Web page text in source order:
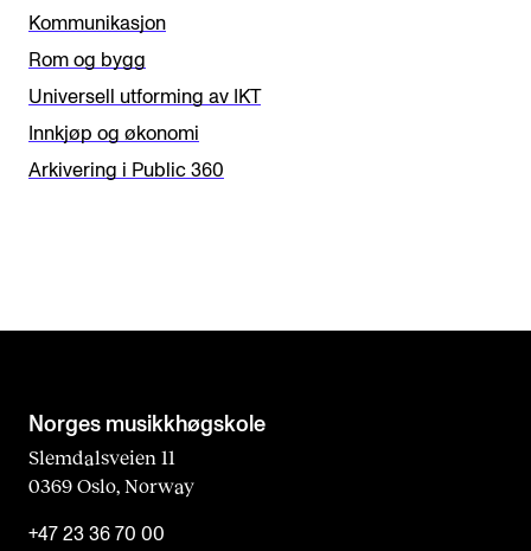
t
h
i
s
f
a
n
k
Kommunikasjon
Rom og bygg
Universell utforming av IKT
Innkjøp og økonomi
Arkivering i Public 360
Norges musikk­høgskole
Slemdalsveien 11
0369 Oslo, Norway
+47 23 36 70 00